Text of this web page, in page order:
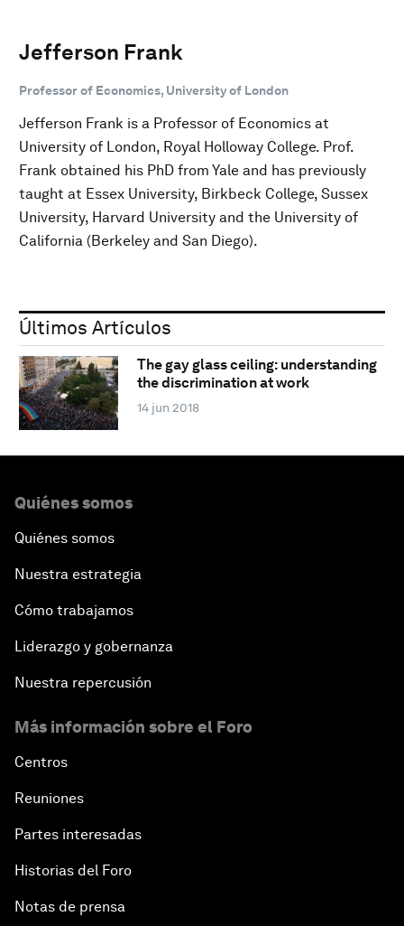
Jefferson Frank
Professor of Economics, University of London
Jefferson Frank is a Professor of Economics at
University of London, Royal Holloway College. Prof.
Frank obtained his PhD from Yale and has previously
taught at Essex University, Birkbeck College, Sussex
University, Harvard University and the University of
California (Berkeley and San Diego).
Últimos Artículos
The gay glass ceiling: understanding
the discrimination at work
14 jun 2018
Quiénes somos
Quiénes somos
Nuestra estrategia
Cómo trabajamos
Liderazgo y gobernanza
Nuestra repercusión
Más información sobre el Foro
Centros
Reuniones
Partes interesadas
Historias del Foro
Notas de prensa